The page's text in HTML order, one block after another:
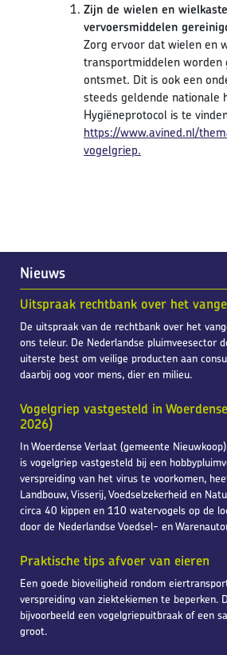
Nieuws
Uitspraak rechtbank over het
De uitspraak van de rechtbank over het
ons teleur. De Nederlandse pluimveesector
uiterste best om veilige producten aan
daarbij oog voor mens, dier en milieu.
Vogelgriep vastgesteld in
2026)
In Woerdense Verlaat (gemeente
is vogelgriep vastgesteld bij een
verspreiding van het virus te voorkomen,
Landbouw, Visserij, Voedselzekerheid en
circa 40 kippen en 110 watervogels op de
door de Nederlandse Voedsel- en
Praktische tips afvoer van eieren
Een goede bioveiligheid rondom
verspreiding van ziektekiemen te beperken.
bijvoorbeeld een vogelgriepuitbraak of een
groot.
Zijn de wielen en
vervoersmiddelen
Zorg ervoor dat wielen en
transportmiddelen worden
ontsmet. Dit is ook een
steeds geldende nationale
Hygiëneprotocol is te
https://www.avined.nl/
vogelgriep.